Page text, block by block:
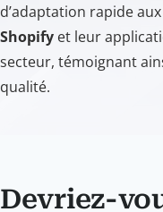
d’adaptation rapide aux
Shopify et leur
secteur, témoignant
qualité.
Devriez-